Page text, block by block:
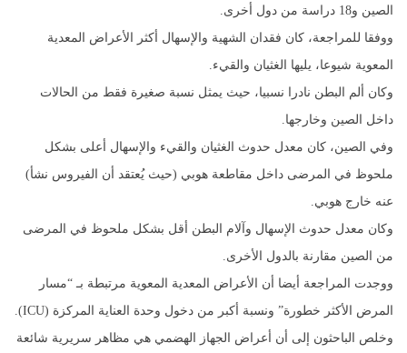
الصين و18 دراسة من دول أخرى.
ووفقا للمراجعة، كان فقدان الشهية والإسهال أكثر الأعراض المعدية
المعوية شيوعا، يليها الغثيان والقيء.
وكان ألم البطن نادرا نسبيا، حيث يمثل نسبة صغيرة فقط من الحالات
داخل الصين وخارجها.
وفي الصين، كان معدل حدوث الغثيان والقيء والإسهال أعلى بشكل
ملحوظ في المرضى داخل مقاطعة هوبي (حيث يُعتقد أن الفيروس نشأ)
عنه خارج هوبي.
وكان معدل حدوث الإسهال وآلام البطن أقل بشكل ملحوظ في المرضى
من الصين مقارنة بالدول الأخرى.
ووجدت المراجعة أيضا أن الأعراض المعدية المعوية مرتبطة بـ “مسار
المرض الأكثر خطورة” ونسبة أكبر من دخول وحدة العناية المركزة (ICU).
وخلص الباحثون إلى أن أعراض الجهاز الهضمي هي مظاهر سريرية شائعة